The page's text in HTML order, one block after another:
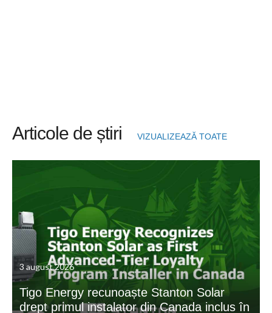
Articole de știri VIZUALIZEAZĂ TOATE
3 august 2026
Tigo Energy recunoaște Stanton Solar
drept primul instalator din Canada inclus în